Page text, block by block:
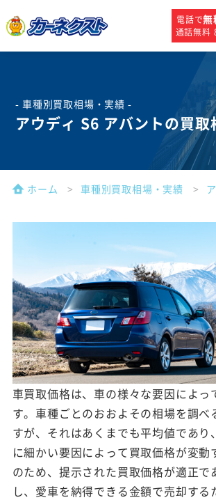
電話で無
通話無料
- 車種別買取相場・実績 -
アウディ S6 アバントの買
ホーム 車種別買取相場・実績
車買取価格は、車の様々な要因によっ
す。車種ごとのおおよその相場を調べ
すが、それはあくまでも平均値であり
に細かい要因によって買取価格が変動
のため、提示された買取価格が適正で
し、愛車を納得できる金額で売却する